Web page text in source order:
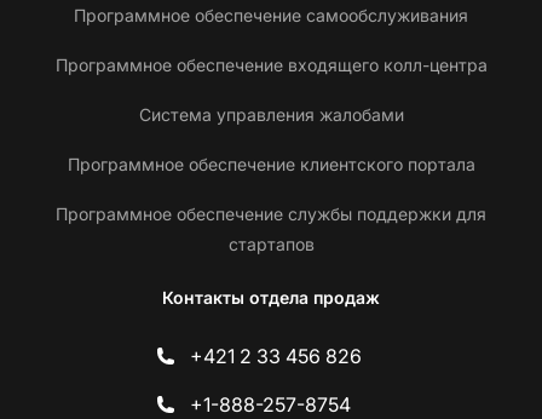
Программное обеспечение самообслуживания
Программное обеспечение входящего колл-центра
Система управления жалобами
Программное обеспечение клиентского портала
Программное обеспечение службы поддержки для
стартапов
Контакты отдела продаж
+421 2 33 456 826
+1-888-257-8754